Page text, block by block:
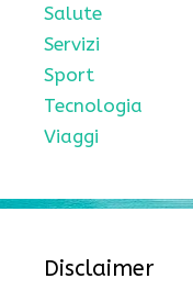
Salute
Servizi
Sport
Tecnologia
Viaggi
Disclaimer